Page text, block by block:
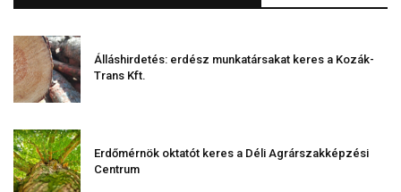
Álláshirdetés: erdész munkatársakat keres a Kozák-
Trans Kft.
Erdőmérnök oktatót keres a Déli Agrárszakképzési
Centrum